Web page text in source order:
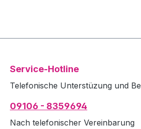
Service-Hotline
Telefonische Unterstüzung und
09106 - 8359694
Nach telefonischer Vereinbarung